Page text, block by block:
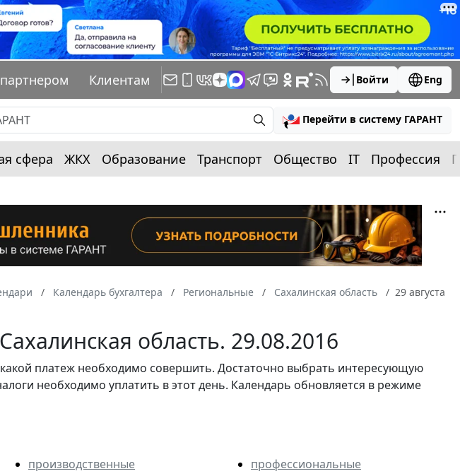
Клиентам Войти Eng
Перейти в систему ГАРАНТ
сфера ЖКХ Образование Транспорт Общество IT Профессия
Календарь бухгалтера Региональные Сахалинская область
29 августа
область. 29.08.2016
какой платеж необходимо совершить. Достаточно выбрать интересующую
необходимо уплатить в этот день. Календарь обновляется в режиме
производственные
профессиональные